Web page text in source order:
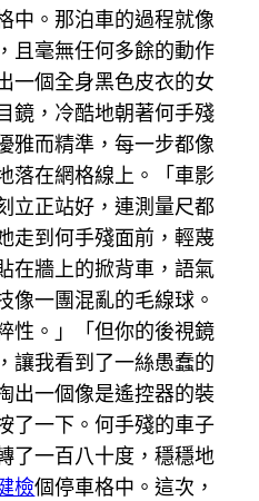
中。那泊車的過程就像
且毫無任何多餘的動作
一個全身黑色皮衣的女
鏡，冷酷地朝著何手殘
雅而精準，每一步都像
落在網格線上。「車影
立正站好，連測量尺都
走到何手殘面前，輕蔑
在牆上的掀背車，語氣
像一團混亂的毛線球。
性。」「但你的後視鏡
我看到了一絲愚蠢的
出一個像是遙控器的裝
了一下。何手殘的車子
了一百八十度，穩穩地
檢個停車格中。這次，